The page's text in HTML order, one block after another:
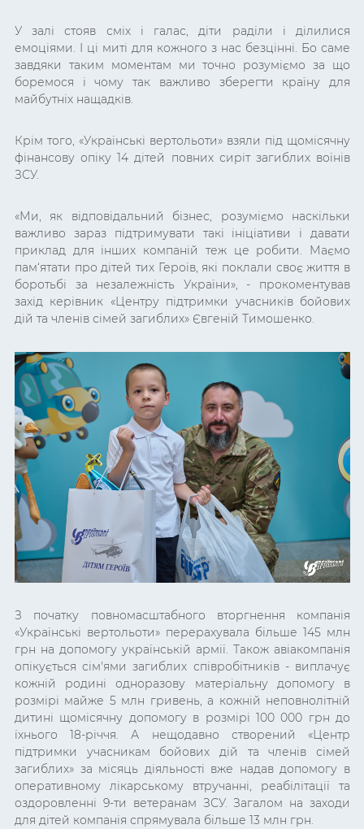
У залі стояв сміх і галас, діти раділи і ділилися
емоціями. І ці миті для кожного з нас безцінні. Бо саме
завдяки таким моментам ми точно розуміємо за що
боремося і чому так важливо зберегти країну для
майбутніх нащадків.
Крім того, «Українські вертольоти» взяли під щомісячну
фінансову опіку 14 дітей повних сиріт загиблих воїнів
ЗСУ.
«Ми, як відповідальний бізнес, розуміємо наскільки
важливо зараз підтримувати такі ініціативи і давати
приклад для інших компаній теж це робити. Маємо
пам‘ятати про дітей тих Героїв, які поклали своє життя в
боротьбі за незалежність України», - прокоментував
захід керівник «Центру підтримки учасників бойових
дій та членів сімей загиблих» Євгеній Тимошенко.
З початку повномасштабного вторгнення компанія
«Українські вертольоти» перерахувала більше 145 млн
грн на допомогу українській армії. Також авіакомпанія
опікується сім'ями загиблих співробітників - виплачує
кожній родині одноразову матеріальну допомогу в
розмірі майже 5 млн гривень, а кожній неповнолітній
дитині щомісячну допомогу в розмірі 100 000 грн до
їхнього 18-річчя. А нещодавно створений «Центр
підтримки учасникам бойових дій та членів сімей
загиблих» за місяць діяльності вже надав допомогу в
оперативному лікарському втручанні, реабілітації та
оздоровленні 9-ти ветеранам ЗСУ. Загалом на заходи
для дітей компанія спрямувала більше 13 млн грн.